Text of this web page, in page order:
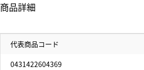
商品詳細
代表商品コード
0431422604369